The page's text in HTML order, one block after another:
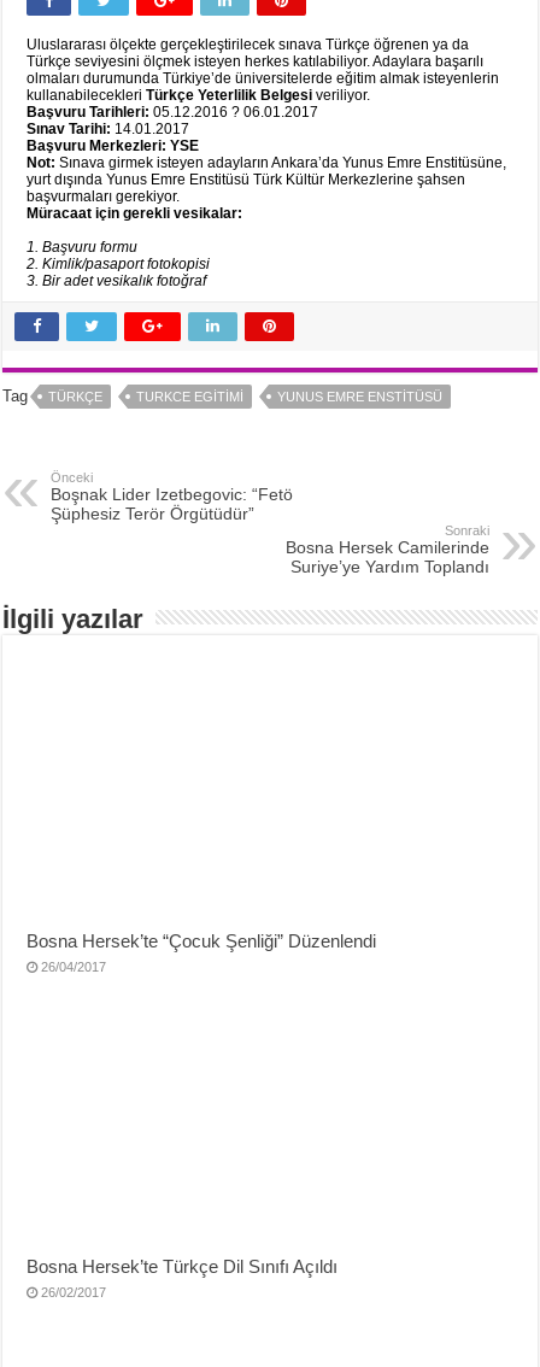
Uluslararası ölçekte gerçekleştirilecek sınava Türkçe öğrenen ya da
Türkçe seviyesini ölçmek isteyen herkes katılabiliyor. Adaylara başarılı
olmaları durumunda Türkiye’de üniversitelerde eğitim almak isteyenlerin
kullanabilecekleriTürkçe Yeterlilik Belgesi veriliyor.
Başvuru Tarihleri:05.12.2016 ? 06.01.2017
Sınav Tarihi: 14.01.2017
Başvuru Merkezleri: YSE
Not: Sınava girmek isteyen adayların Ankara’da Yunus Emre Enstitüsüne,
yurt dışında Yunus Emre Enstitüsü Türk Kültür Merkezlerine şahsen
başvurmaları gerekiyor.
Müracaat için gerekli vesikalar:
1. Başvuru formu
2. Kimlik/pasaport fotokopisi
3. Bir adet vesikalık fotoğraf
Tag TÜRKÇE TURKCE EGITIMI YUNUS EMRE ENSTITÜSÜ
Önceki
Boşnak Lider Izetbegovic: “Fetö
Şüphesiz Terör Örgütüdür”
Sonraki
Bosna Hersek Camilerinde
Suriye’ye Yardım Toplandı
İlgili yazılar
Bosna Hersek’te “Çocuk Şenliği” Düzenlendi
26/04/2017
Bosna Hersek’te Türkçe Dil Sınıfı Açıldı
26/02/2017